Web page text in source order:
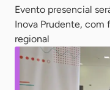
Evento presencial
Inova Prudente, com
regional